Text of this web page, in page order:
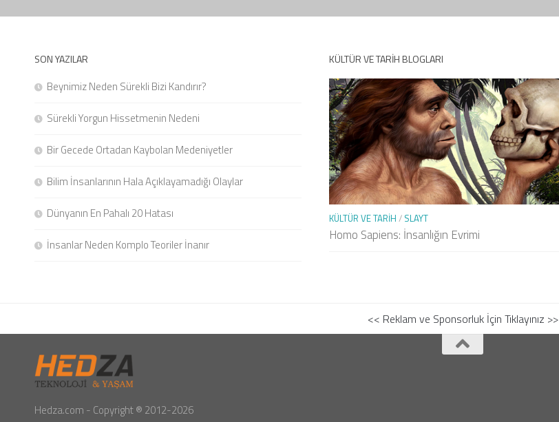
SON YAZILAR
Beynimiz Neden Sürekli Bizi Kandırır?
Sürekli Yorgun Hissetmenin Nedeni
Bir Gecede Ortadan Kaybolan Medeniyetler
Bilim İnsanlarının Hala Açıklayamadığı Olaylar
Dünyanın En Pahalı 20 Hatası
İnsanlar Neden Komplo Teoriler İnanır
KÜLTÜR VE TARIH BLOGLARI
KÜLTÜR VE TARIH / SLAYT
Homo Sapiens: İnsanlığın Evrimi
<< Reklam ve Sponsorluk İçin Tıklayınız >>
Hedza.com - Copyright ® 2012-2026